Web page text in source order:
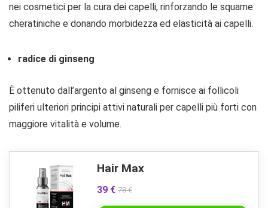
nei cosmetici per la cura dei capelli, rinforzando le squame
cheratiniche e donando morbidezza ed elasticità ai capelli.
radice di ginseng
È ottenuto dall’argento al ginseng e fornisce ai follicoli
piliferi ulteriori principi attivi naturali per capelli più forti con
maggiore vitalità e volume.
Hair Max
39 € 78 €